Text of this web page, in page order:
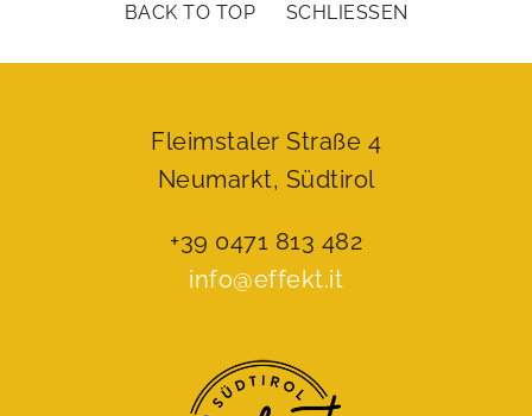
BACK TO TOP SCHLIESSEN
Fleimstaler Straße 4
Neumarkt, Südtirol
+39 0471 813 482
info@effekt.it